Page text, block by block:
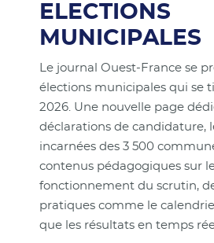
ELECTIONS
MUNICIPALES
Le journal Ouest-France se
élections municipales qui se
2026. Une nouvelle page
déclarations de candidature,
incarnées des 3 500
contenus pédagogiques sur
fonctionnement du scrutin,
pratiques comme le
que les résultats en temps